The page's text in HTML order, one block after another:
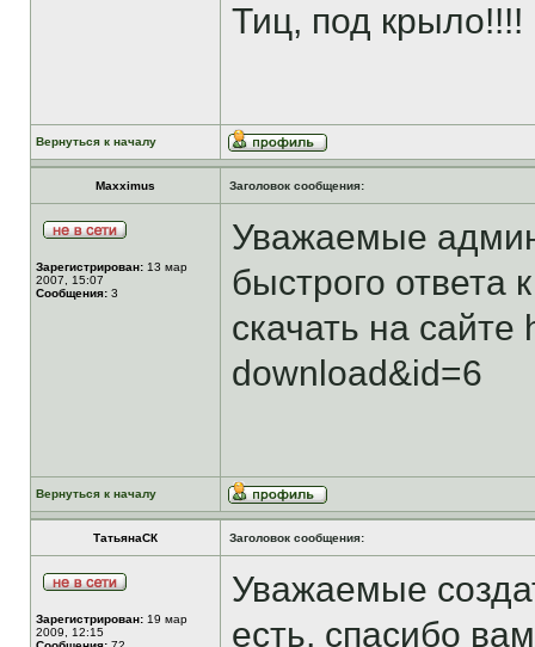
Тиц, под крыло!!!!
Вернуться к началу
Maxximus Заголовок сообщения:
Зарегистрирован: 13 мар
2007, 15:07
Сообщения: 3
Уважаемые
быстрого ответа
скачать на
download&id=6
Вернуться к началу
ТатьянаСК Заголовок сообщения:
Зарегистрирован: 19 мар
2009, 12:15
Уважаемые
есть, спасибо